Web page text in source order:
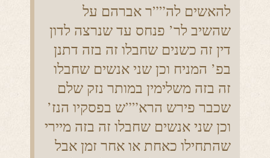
להאשים לה””ר אברהם על
שהשיב לר’ פנחס עד שנרצה לדון
דין זה כשנים שחבלו זה בזה דתנן
בפ’ המניח וכן שני אנשים שחבלו
זה בזה משלימין במותר נזק שלם
שכבר פירש הרא””ש בפסקיו הנז’
וכן שני אנשים שחבלו זה בזה מיירי
שהתחילו כאחת או אחר זמן אבל